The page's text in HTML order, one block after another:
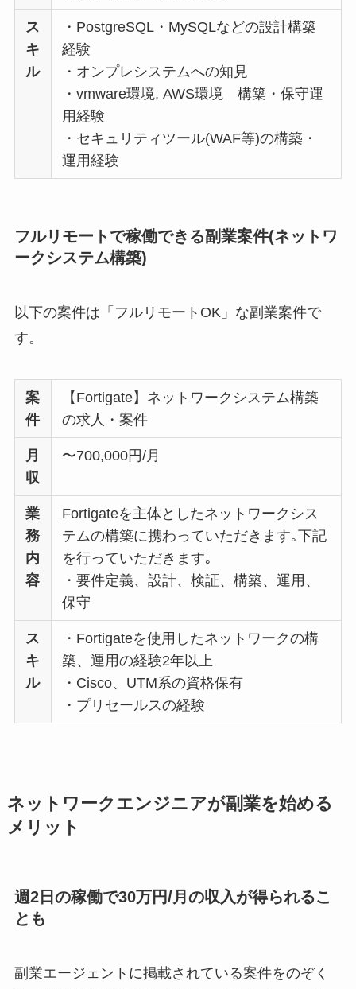
ス
キ
ル
・PostgreSQL・MySQLなどの設計構築
経験
・オンプレシステムへの知見
・vmware環境, AWS環境 構築・保守運
用経験
・セキュリティツール(WAF等)の構築・
運用経験
フルリモートで稼働できる副業案件(ネットワ
ークシステム構築)
以下の案件は「フルリモートOK」な副業案件で
す。
案
件
【Fortigate】ネットワークシステム構築
の求人・案件
月
収
〜700,000円/月
業
務
内
容
Fortigateを主体としたネットワークシス
テムの構築に携わっていただきます｡下記
を行っていただきます｡
・要件定義、設計、検証、構築、運用、
保守
ス
キ
ル
・Fortigateを使用したネットワークの構
築、運用の経験2年以上
・Cisco、UTM系の資格保有
・プリセールスの経験
ネットワークエンジニアが副業を始める
メリット
週2日の稼働で30万円/月の収入が得られるこ
とも
副業エージェントに掲載されている案件をのぞく